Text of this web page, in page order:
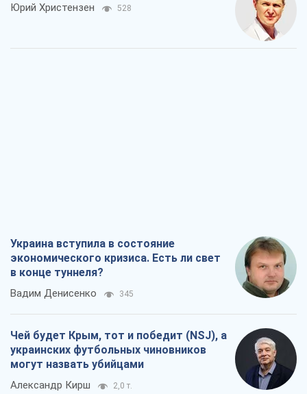
Юрий Христензен 528
Украина вступила в состояние
экономического кризиса. Есть ли свет
в конце туннеля?
Вадим Денисенко 345
Чей будет Крым, тот и победит (NSJ), а
украинских футбольных чиновников
могут назвать убийцами
Александр Кирш 2,0 т.